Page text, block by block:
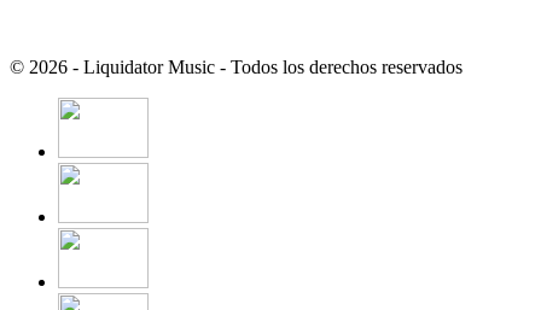
© 2026 - Liquidator Music - Todos los derechos reservados